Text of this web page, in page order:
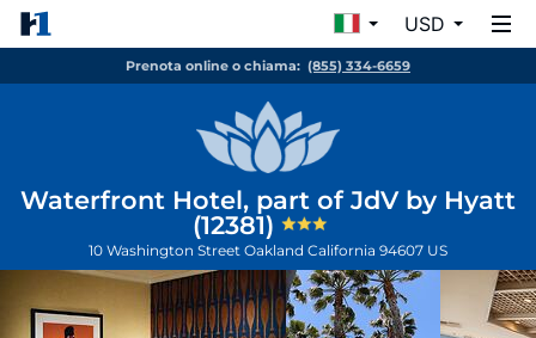
USD
Prenota online o chiama: (855) 334-6659
Waterfront Hotel, part of JdV by Hyatt
(12381)
10 Washington Street Oakland California 94607 US